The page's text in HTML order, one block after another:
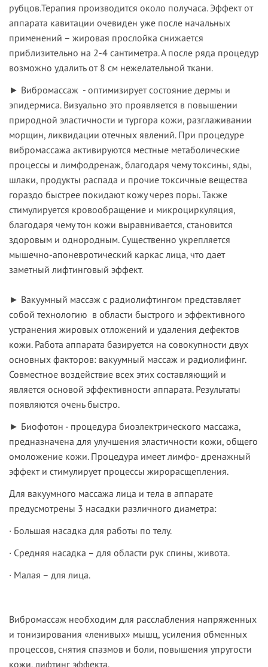
рубцов.Терапия производится около получаса. Эффект от
аппарата кавитации очевиден уже после начальных
применений – жировая прослойка снижается
приблизительно на 2-4 сантиметра. А после ряда процедур
возможно удалить от 8 см нежелательной ткани.
► Вибромассаж - оптимизирует состояние дермы и
эпидермиса. Визуально это проявляется в повышении
природной эластичности и тургора кожи, разглаживании
морщин, ликвидации отечных явлений. При процедуре
вибромассажа активируются местные метаболические
процессы и лимфодренаж, благодаря чему токсины, яды,
шлаки, продукты распада и прочие токсичные вещества
гораздо быстрее покидают кожу через поры. Также
стимулируется кровообращение и микроциркуляция,
благодаря чему тон кожи выравнивается, становится
здоровым и однородным. Существенно укрепляется
мышечно-апоневротический каркас лица, что дает
заметный лифтинговый эффект.
► Вакуумный массаж с радиолифтингом представляет
собой технологию в области быстрого и эффективного
устранения жировых отложений и удаления дефектов
кожи. Работа аппарата базируется на совокупности двух
основных факторов: вакуумный массаж и радиолифинг.
Совместное воздействие всех этих составляющий и
является основой эффективности аппарата. Результаты
появляются очень быстро.
► Биофотон - процедура биоэлектрического массажа,
предназначена для улучшения эластичности кожи, общего
омоложение кожи. Процедура имеет лимфо- дренажный
эффект и стимулирует процессы жирорасщепления.
Для вакуумного массажа лица и тела в аппарате
предусмотрены 3 насадки различного диаметра:
· Большая насадка для работы по телу.
· Средняя насадка – для области рук спины, живота.
· Малая – для лица.
Вибромассаж необходим для расслабления напряженных
и тонизирования «ленивых» мышц, усиления обменных
процессов, снятия спазмов и боли, повышения упругости
кожи, лифтинг эффекта.